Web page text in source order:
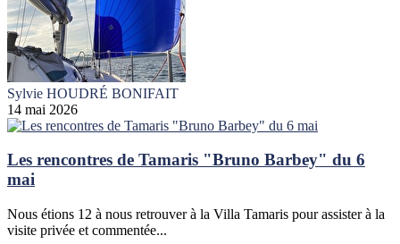
Sylvie HOUDRÉ BONIFAIT
14 mai 2026
Les rencontres de Tamaris "Bruno Barbey" du 6
mai
Nous étions 12 à nous retrouver à la Villa Tamaris pour assister à la
visite privée et commentée...